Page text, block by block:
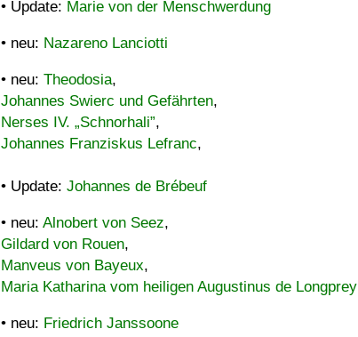
• Update: Marie von der Menschwerdung
• neu: Nazareno Lanciotti
• neu: Theodosia,
Johannes Swierc und Gefährten,
Nerses IV. „Schnorhali”,
Johannes Franziskus Lefranc,
• Update: Johannes de Brébeuf
• neu: Alnobert von Seez,
Gildard von Rouen,
Manveus von Bayeux,
Maria Katharina vom heiligen Augustinus de Longprey
• neu: Friedrich Janssoone